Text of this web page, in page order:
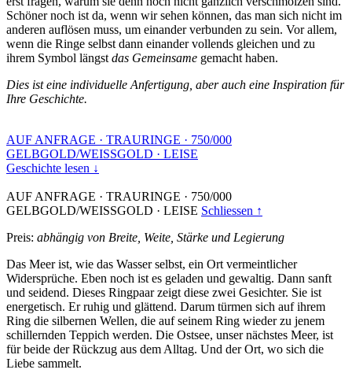
Schöner noch ist da, wenn wir sehen können, das man sich nicht im
anderen auflösen muss, um einander verbunden zu sein. Vor allem,
wenn die Ringe selbst dann einander vollends gleichen und zu
ihrem Symbol längst das Gemeinsame gemacht haben.
Dies ist eine individuelle Anfertigung, aber auch eine Inspiration für
Ihre Geschichte.
AUF ANFRAGE · TRAURINGE · 750/000
GELBGOLD/WEISSGOLD · LEISE
Geschichte lesen ↓
AUF ANFRAGE · TRAURINGE · 750/000
GELBGOLD/WEISSGOLD · LEISE Schliessen ↑
Preis: abhängig von Breite, Weite, Stärke und Legierung
Das Meer ist, wie das Wasser selbst, ein Ort vermeintlicher
Widersprüche. Eben noch ist es geladen und gewaltig. Dann sanft
und seidend. Dieses Ringpaar zeigt diese zwei Gesichter. Sie ist
energetisch. Er ruhig und glättend. Darum türmen sich auf ihrem
Ring die silbernen Wellen, die auf seinem Ring wieder zu jenem
schillernden Teppich werden. Die Ostsee, unser nächstes Meer, ist
für beide der Rückzug aus dem Alltag. Und der Ort, wo sich die
Liebe sammelt.